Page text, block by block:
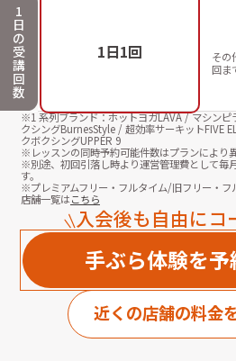
1
日
の
受
講
回
数
1日1回
その
回ま
※1 系列ブランド：ホットヨガLAVA / マシン
クシングBurnesStyle / 超効率サーキットFIVE
クボクシングUPPER 9
※レッスンの同時予約可能件数はプランにより異
※別途、初回引落し時より運営管理費として毎
す。
※プレミアムフリー・フルタイム/旧フリー・
店舗一覧はこちら
入会後も自由にコ
手ぶら体験を予
近くの店舗の料金